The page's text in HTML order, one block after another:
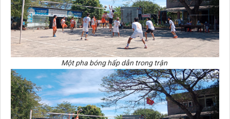
Một pha bóng hấp dẫn trong trận